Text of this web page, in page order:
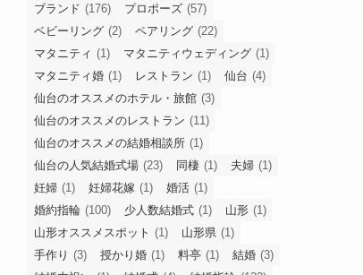
ブランド (176) プロポーズ (57)
ベビーリング (2) ペアリング (22)
マタニティ (1) マタニティウェディング (1)
マタニティ婚 (1) レストラン (1) 仙台 (4)
仙台のオススメのホテル・旅館 (3)
仙台のオススメのレストラン (11)
仙台のオススメの結婚相談所 (1)
仙台の人気結婚式場 (23) 同棲 (1) 夫婦 (1)
妊婦 (1) 妊婦花嫁 (1) 婚活 (1)
婚約指輪 (100) 少人数結婚式 (1) 山形 (1)
山形オススメスポット (1) 山形県 (1)
手作り (3) 授かり婚 (1) 料亭 (1) 結婚 (3)